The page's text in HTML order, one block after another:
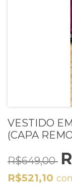
VESTIDO
(CAPA
R$649,00
R$521,10